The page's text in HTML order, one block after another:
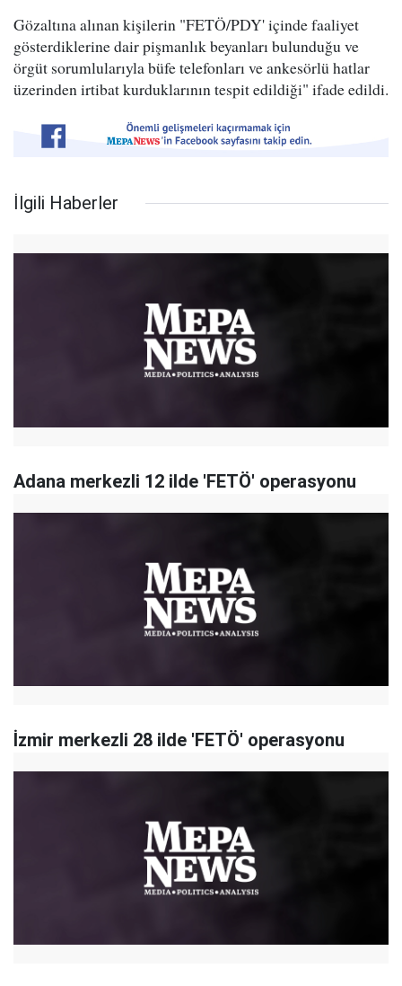
Gözaltına alınan kişilerin "FETÖ/PDY' içinde faaliyet
gösterdiklerine dair pişmanlık beyanları bulunduğu ve
örgüt sorumlularıyla büfe telefonları ve ankesörlü hatlar
üzerinden irtibat kurduklarının tespit edildiği" ifade edildi.
İlgili Haberler
Adana merkezli 12 ilde 'FETÖ' operasyonu
İzmir merkezli 28 ilde 'FETÖ' operasyonu